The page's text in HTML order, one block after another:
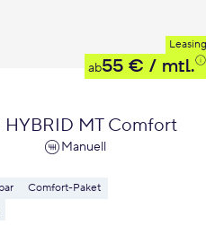
Leasing
ab55 € / mtl.
HYBRID MT Comfort
Manuell
Comfort-Paket